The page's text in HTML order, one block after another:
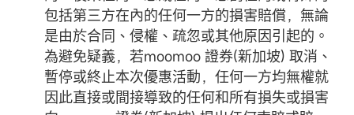
包括第三方在內的任何一方的損害賠償，無論
是由於合同、侵權、疏忽或其他原因引起的。
為避免疑義，若moomoo 證券(新加坡) 取消、
暫停或終止本次優惠活動，任何一方均無權就
因此直接或間接導致的任何和所有損失或損害